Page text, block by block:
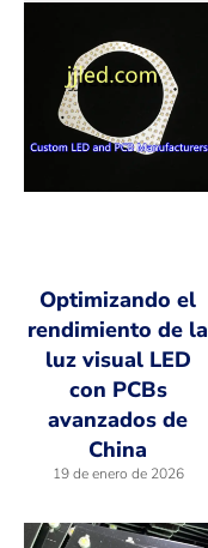
Optimizando el
rendimiento de la
luz visual LED
con PCBs
avanzados de
China
19 de enero de 2026